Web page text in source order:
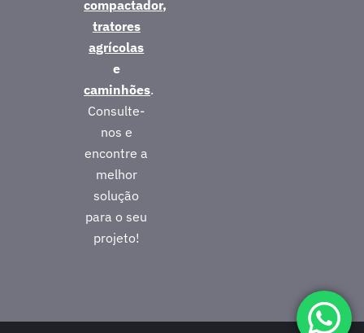
compactador,
tratores
agrícolas
e
caminhões.
Consulte-
nos e
encontre a
melhor
solução
para o seu
projeto!